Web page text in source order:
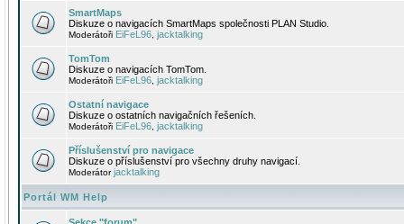
SmartMaps
Diskuze o navigacích SmartMaps společnosti PLAN Studio.
Moderátoři EiFeL96 jacktalking
TomTom
Diskuze o navigacích TomTom.
Moderátoři EiFeL96 jacktalking
Ostatní navigace
Diskuze o ostatních navigačních řešeních.
Moderátoři EiFeL96 jacktalking
Příslušenství pro navigace
Diskuze o příslušenství pro všechny druhy navigací.
Moderátorjacktalking
Portál WM Help